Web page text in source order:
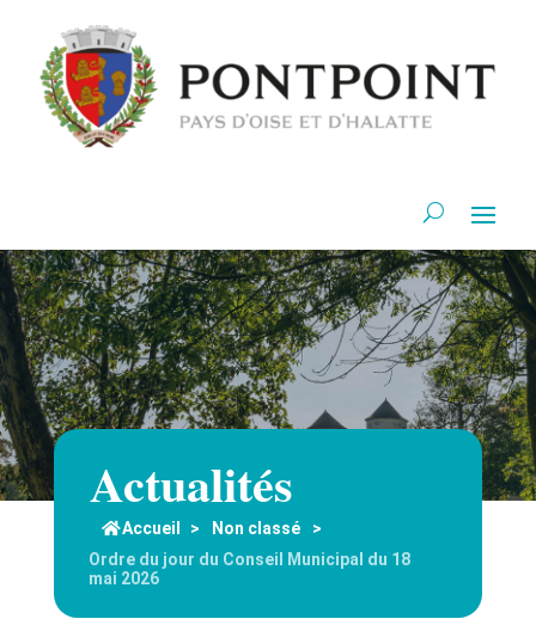
Actualités
Accueil > Non classé
>
Ordre du jour du Conseil Municipal du 18
mai 2026